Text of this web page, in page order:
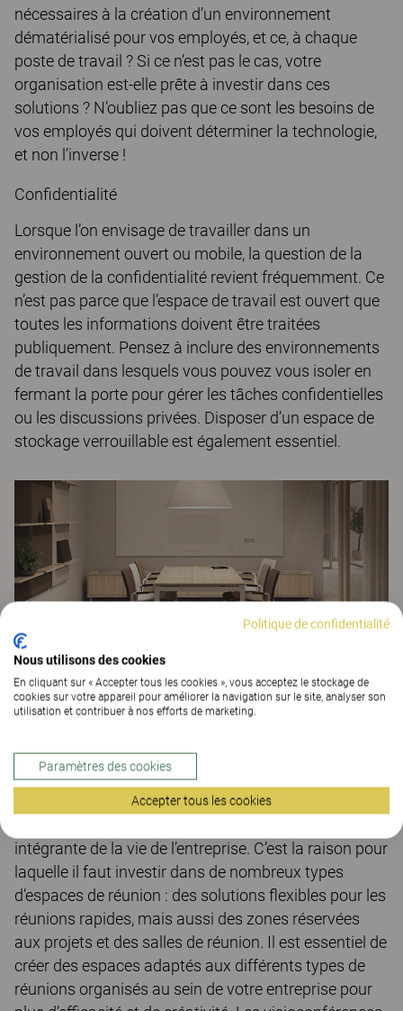
nécessaires à la création d’un environnement
dématérialisé pour vos employés, et ce, à chaque
poste de travail ? Si ce n’est pas le cas, votre
organisation est-elle prête à investir dans ces
solutions ? N’oubliez pas que ce sont les besoins de
vos employés qui doivent déterminer la technologie,
et non l’inverse !
Confidentialité
Lorsque l’on envisage de travailler dans un
environnement ouvert ou mobile, la question de la
gestion de la confidentialité revient fréquemment. Ce
n’est pas parce que l’espace de travail est ouvert que
toutes les informations doivent être traitées
publiquement. Pensez à inclure des environnements
de travail dans lesquels vous pouvez vous isoler en
fermant la porte pour gérer les tâches confidentielles
ou les discussions privées. Disposer d’un espace de
stockage verrouillable est également essentiel.
adaptés au travail en équipe et aux
réunions ?
intégrante de la vie de l’entreprise. C’est la raison pour
laquelle il faut investir dans de nombreux types
d’espaces de réunion : des solutions flexibles pour les
réunions rapides, mais aussi des zones réservées
aux projets et des salles de réunion. Il est essentiel de
créer des espaces adaptés aux différents types de
réunions organisés au sein de votre entreprise pour
Politique de confidentialité
Nous utilisons des cookies
En cliquant sur « Accepter tous les cookies », vous acceptez le stockage de
cookies sur votre appareil pour améliorer la navigation sur le site, analyser son
utilisation et contribuer à nos efforts de marketing.
Paramètres des cookies
Accepter tous les cookies